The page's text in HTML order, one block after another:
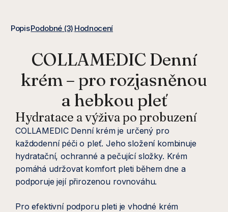
PopisPodobné (3) Hodnocení
COLLAMEDIC Denní
krém – pro rozjasněnou
a hebkou pleť
Hydratace a výživa po probuzení
COLLAMEDIC Denní krém je určený pro
každodenní péči o pleť. Jeho složení kombinuje
hydratační, ochranné a pečující složky. Krém
pomáhá udržovat komfort pleti během dne a
podporuje její přirozenou rovnováhu.
Pro efektivní podporu pleti je vhodné krém